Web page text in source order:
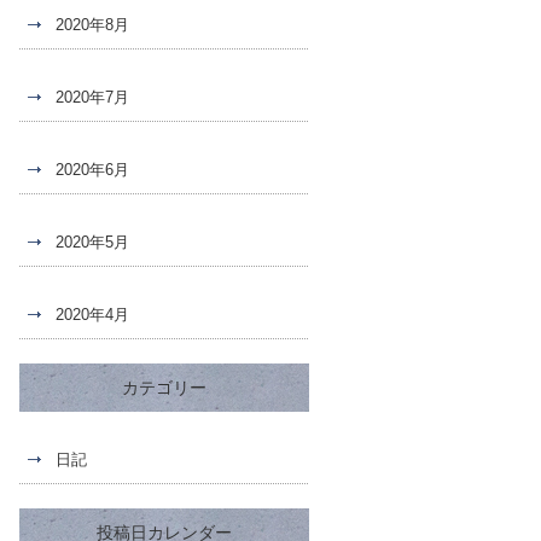
2020年8月
2020年7月
2020年6月
2020年5月
2020年4月
カテゴリー
日記
投稿日カレンダー